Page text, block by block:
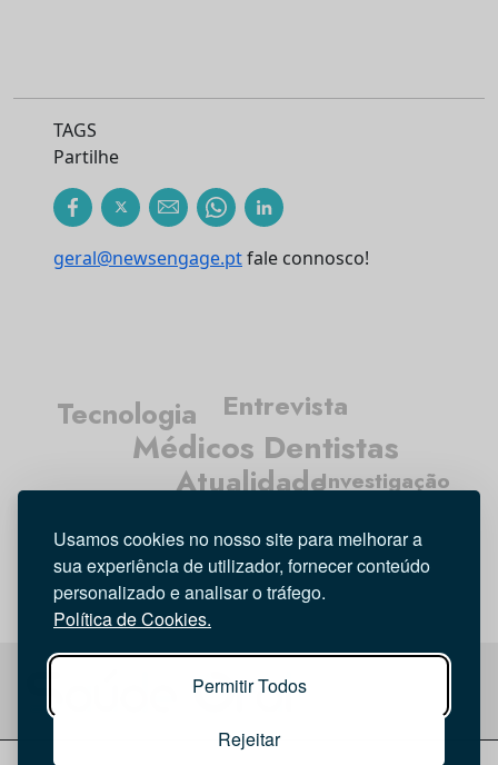
Usamos cookies no nosso site para melhorar a
sua experiência de utilizador, fornecer conteúdo
personalizado e analisar o tráfego.
Política de Cookies.
Permitir Todos
Rejeitar
TAGS
Partilhe
geral@newsengage.ptfale connosco!
Atualidade
Médicos Dentistas
Entrevista
Opinião
Tecnologia
Investigação